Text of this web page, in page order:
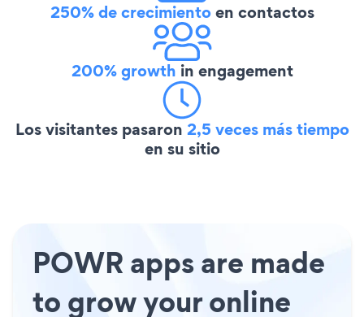
250% de crecimientoen contactos
200% growth in engagement
Los visitantes pasaron 2,5 veces más tiempo
en su sitio
POWR apps are made
to grow your online